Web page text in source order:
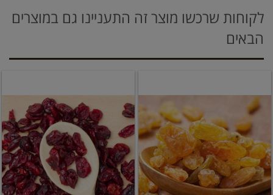
לקוחות שרכשו מוצר זה התעניינו גם במוצרים
הבאים